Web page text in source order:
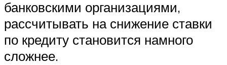
банковскими организациями,
рассчитывать на снижение ставки
по кредиту становится намного
сложнее.